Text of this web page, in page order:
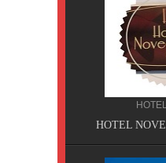
HOTEL